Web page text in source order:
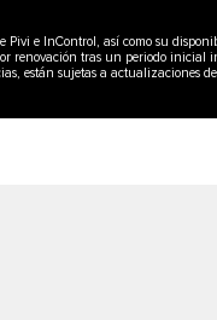
de Pivi e InControl, así como su
renovación tras un periodo inicial
están sujetas a actualizaciones